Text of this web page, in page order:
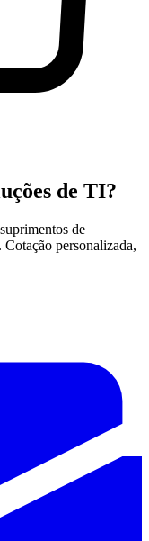
de TI?
de
personalizada,